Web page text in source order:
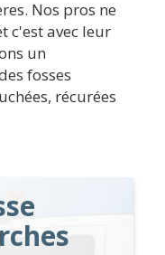
Nos pros ne
c'est avec leur
un
fosses
récurées